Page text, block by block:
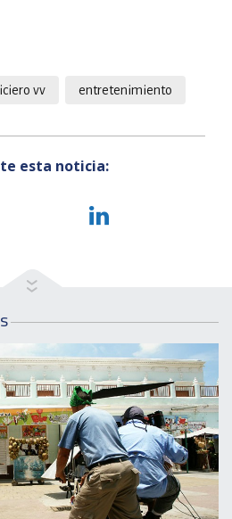
vv entretenimiento
esta noticia: